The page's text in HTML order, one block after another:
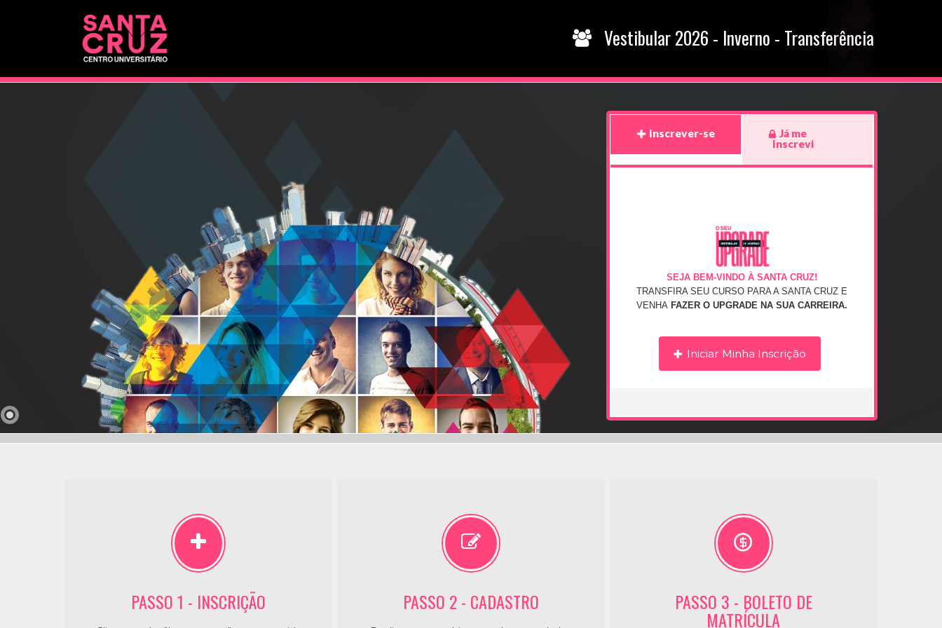
Vestibular 2026 - Inverno - Transferência
Inscrever-se
Já me
Inscrevi
SEJA BEM-VINDO À SANTA CRUZ!
TRANSFIRA SEU CURSO PARA A SANTA CRUZ E
VENHA FAZER O UPGRADE NA SUA CARREIRA.
Iniciar Minha Inscrição
PASSO 1 - INSCRIÇÃO PASSO 2 - CADASTRO PASSO 3 - BOLETO DE
MATRÍCULA